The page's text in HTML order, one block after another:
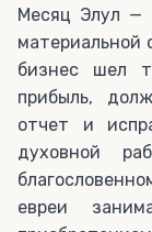
Месяц Элул —
материальной
бизнес шел
прибыль,
отчет и
духовной
евреи